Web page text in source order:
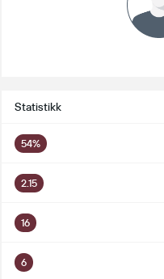
Statistikk
54%
2.15
16
6